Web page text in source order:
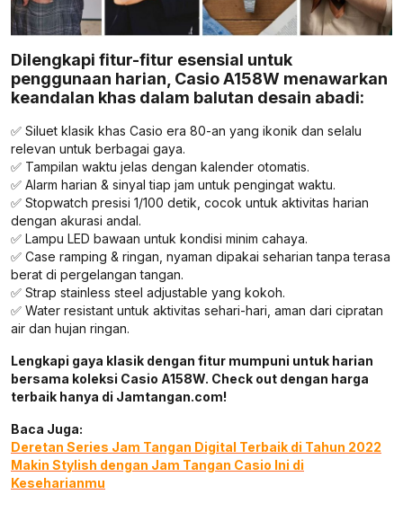
Dilengkapi fitur-fitur esensial untuk
penggunaan harian, Casio A158W menawarkan
keandalan khas dalam balutan desain abadi:
✅ Siluet klasik khas Casio era 80-an yang ikonik dan selalu
relevan untuk berbagai gaya.
✅ Tampilan waktu jelas dengan kalender otomatis.
✅ Alarm harian & sinyal tiap jam untuk pengingat waktu.
✅ Stopwatch presisi 1/100 detik, cocok untuk aktivitas harian
dengan akurasi andal.
✅ Lampu LED bawaan untuk kondisi minim cahaya.
✅ Case ramping & ringan, nyaman dipakai seharian tanpa terasa
berat di pergelangan tangan.
✅ Strap stainless steel adjustable yang kokoh.
✅ Water resistant untuk aktivitas sehari-hari, aman dari cipratan
air dan hujan ringan.
Lengkapi gaya klasik dengan fitur mumpuni untuk harian
bersama koleksi Casio A158W. Check out dengan harga
terbaik hanya di Jamtangan.com!
Baca Juga:
Deretan Series Jam Tangan Digital Terbaik di Tahun 2022
Makin Stylish dengan Jam Tangan Casio Ini di
Keseharianmu